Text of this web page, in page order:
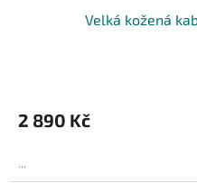
Velká kožená
2 890 Kč
...